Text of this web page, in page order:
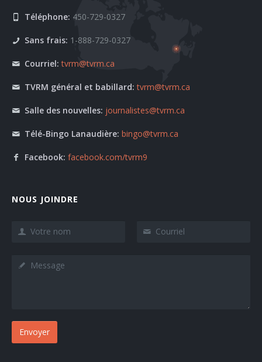
Téléphone: 450-729-0327
Sans frais: 1-888-729-0327
Courriel: tvrm@tvrm.ca
TVRM général et babillard: tvrm@tvrm.ca
Salle des nouvelles: journalistes@tvrm.ca
Télé-Bingo Lanaudière: bingo@tvrm.ca
Facebook: facebook.com/tvrm9
NOUS JOINDRE
Envoyer